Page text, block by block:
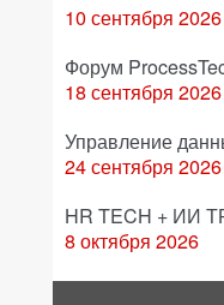
10 сентября 2026
Форум
18 сентября 2026
Управление
24 сентября 2026
HR TECH + ИИ
8 октября 2026